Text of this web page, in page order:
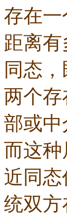
存在
距离
同态
两个
部或
而这
近同
统双